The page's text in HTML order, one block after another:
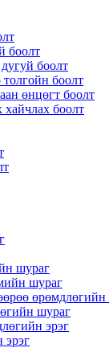
боолт
боолт
боолт
өнцөгт боолт
боолт
шураг
шураг
өрөмдлөгийн
шураг
эрэг
эрэг